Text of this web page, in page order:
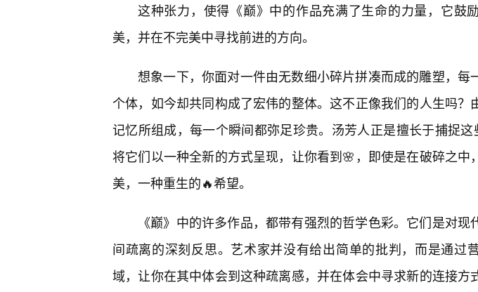
这种张力，使得《巅》中的作品充满了生命的力量，它鼓
美，并在不完美中寻找前进的方向。
想象一下，你面对一件由无数细小碎片拼凑而成的雕塑，每
个体，如今却共同构成了宏伟的整体。这不正像我们的人生吗？
记忆所组成，每一个瞬间都弥足珍贵。汤芳人正是擅长于捕捉这
将它们以一种全新的方式呈现，让你看到🌸，即使是在破碎之中
美，一种重生的🔥希望。
《巅》中的许多作品，都带有强烈的哲学色彩。它们是对现
间疏离的深刻反思。艺术家并没有给出简单的批判，而是通过
域，让你在其中体会到这种疏离感，并在体会中寻求新的连接方